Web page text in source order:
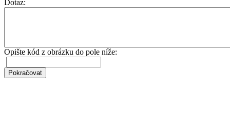
Dotaz:
Opište kód z obrázku do pole níže: